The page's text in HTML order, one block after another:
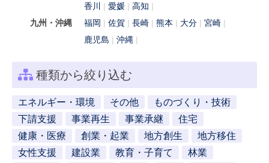
香川
愛媛
高知
九州・沖縄
福岡 佐賀 長崎 熊本 大分
宮崎
鹿児島
沖縄
種類から絞り込む
エネルギー・環境 その他
ものづくり・技術
下請支援
事業再生 事業承継
住宅
健康・医療
創業・起業 地方創生
地方移住
女性支援
建設業 教育・子育て
林業